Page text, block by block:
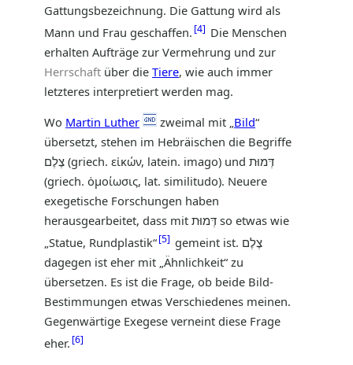
Gattungsbezeichnung. Die Gattung wird als
Mann und Frau geschaffen. 4
Die Menschen
erhalten Aufträge zur Vermehrung und zur
Herrschaft über die Tiere, wie auch immer
letzteres interpretiert werden mag.
Wo Martin Luther zweimal mit „Bild“
übersetzt, stehen im Hebräischen die Begriffe
צֶלֶם (griech. εἰκών, latein. imago) und דְּמוּת
(griech. ὁμοίωσις, lat. similitudo). Neuere
exegetische Forschungen haben
herausgearbeitet, dass mit דְּמוּת so etwas wie
„Statue, Rundplastik“ 5 gemeint ist. צֶלֶם
dagegen ist eher mit „Ähnlichkeit“ zu
übersetzen. Es ist die Frage, ob beide Bild-
Bestimmungen etwas Verschiedenes meinen.
Gegenwärtige Exegese verneint diese Frage
eher. 6